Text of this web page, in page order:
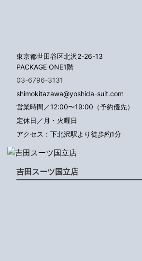
東京都世田谷区北沢2-26-13
PACKAGE ONE1階
03-6796-3131
shimokitazawa@yoshida-suit.com
営業時間／12:00〜19:00（予約優先）
定休日／月・火曜日
アクセス：下北沢駅より徒歩約1分
吉田スーツ国立店